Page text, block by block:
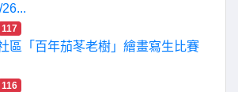
117
區「百年茄苳老樹」繪畫寫生比賽
116